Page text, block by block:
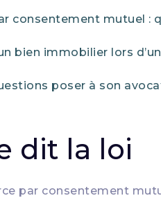
consentement mutuel :
bien immobilier lors
poser à son
dit la loi
par consentement